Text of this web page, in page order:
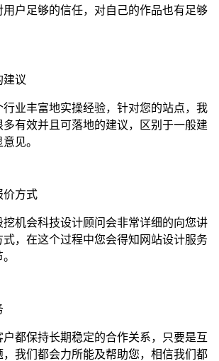
用户足够的信任，对自己的作品也有足够
建议
行业丰富地实操经验，针对您的站点，我
多有效并且可落地的建议，区别于一般建
见。
价方式
挖机会科技设计顾问会非常详细的向您讲
式，在这个过程中您会得知网站设计服务
都保持长期稳定的合作关系，只要是互
，我们都会力所能及帮助您，相信我们都